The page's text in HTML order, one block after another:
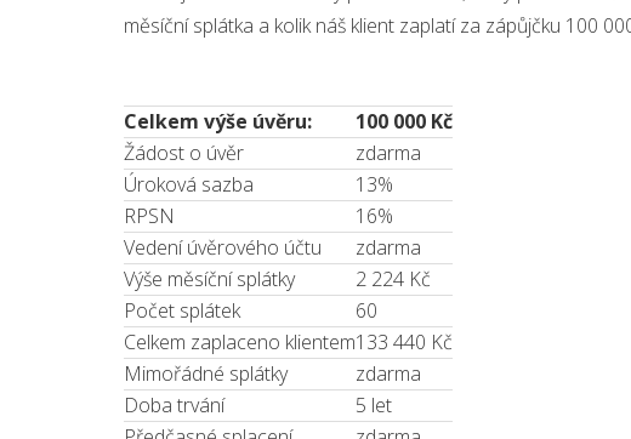
měsíční splátka a kolik náš klient zaplatí za zápůjčku 100
Celkem výše úvěru:
100 000 Kč
Žádost o úvěr
zdarma
Úroková sazba
13%
RPSN
16%
Vedení úvěrového účtu
zdarma
Výše měsíční splátky
2 224 Kč
Počet splátek
60
Celkem zaplaceno klientem133 440 Kč
Mimořádné splátky
zdarma
Doba trvání
5 let